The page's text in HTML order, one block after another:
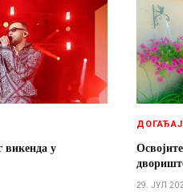
викенда у
29. ЈУЛ